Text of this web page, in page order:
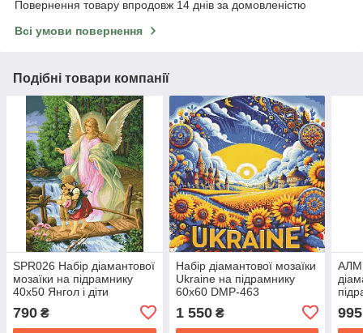
Повернення товару впродовж 14 днів за домовленістю
Всі умови повернення
Подібні товари компанії
SPR026 Набір діамантової
мозаїки на підрамнику
40x50 Янгол і діти
790 ₴
Набір діамантової мозаїки
Ukraine на підрамнику
60x60 DMР-463
1 550₴ 995